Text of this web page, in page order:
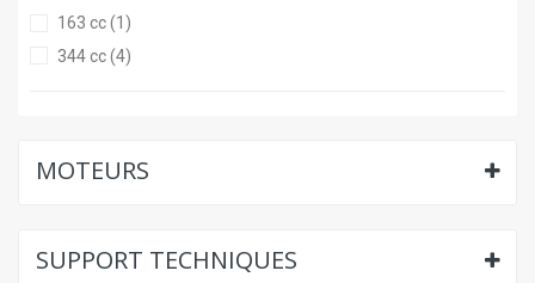
163 cc(1)
344 cc(4)
MOTEURS
SUPPORT TECHNIQUES